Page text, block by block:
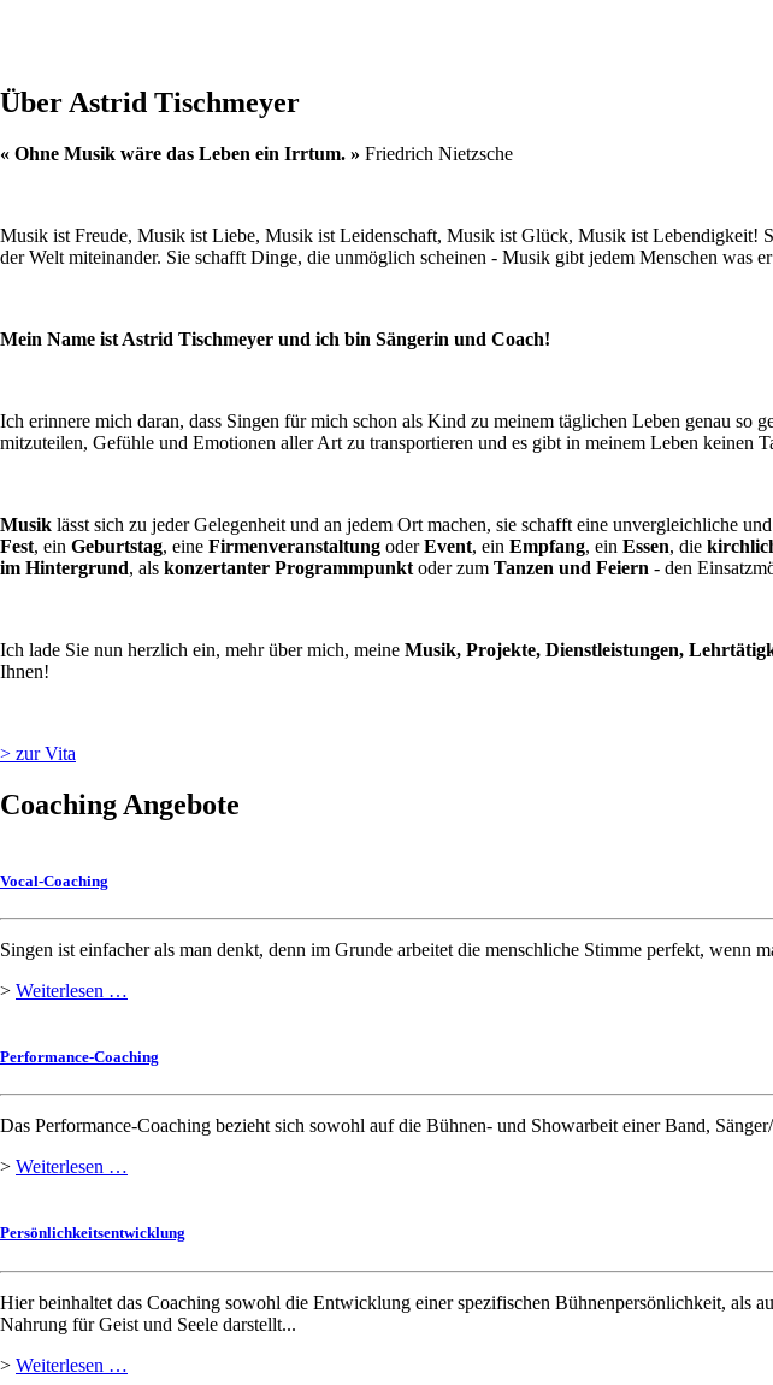
Über Astrid Tischmeyer
« Ohne Musik wäre das Leben ein Irrtum. » Friedrich Nietzsche
Musik ist Freude, Musik ist Liebe, Musik ist Leidenschaft, Musik ist Glück, Musik ist Lebendigkeit!
der Welt miteinander. Sie schafft Dinge, die unmöglich scheinen - Musik gibt jedem Menschen
Mein Name ist Astrid Tischmeyer und ich bin Sängerin und Coach!
Ich erinnere mich daran, dass Singen für mich schon als Kind zu meinem täglichen Leben genau
mitzuteilen, Gefühle und Emotionen aller Art zu transportieren und es gibt in meinem Leben keinen
Musik lässt sich zu jeder Gelegenheit und an jedem Ort machen, sie schafft eine unvergleichliche
Fest, ein Geburtstag, eine Firmenveranstaltung oderEvent, ein Empfang, ein Essen, die
im Hintergrund, als konzertanter Programmpunkt oder zum Tanzen und Feiern - den
Ich lade Sie nun herzlich ein, mehr über mich, meine Musik, Projekte, Dienstleistungen,
Ihnen!
> zur Vita
Coaching Angebote
Vocal-Coaching
Singen ist einfacher als man denkt, denn im Grunde arbeitet die menschliche Stimme perfekt, wenn
> Weiterlesen …
Performance-Coaching
Das Performance-Coaching bezieht sich sowohl auf die Bühnen- und Showarbeit einer Band,
> Weiterlesen …
Persönlichkeitsentwicklung
Hier beinhaltet das Coaching sowohl die Entwicklung einer spezifischen Bühnenpersönlichkeit, als
Nahrung für Geist und Seele darstellt...
> Weiterlesen …